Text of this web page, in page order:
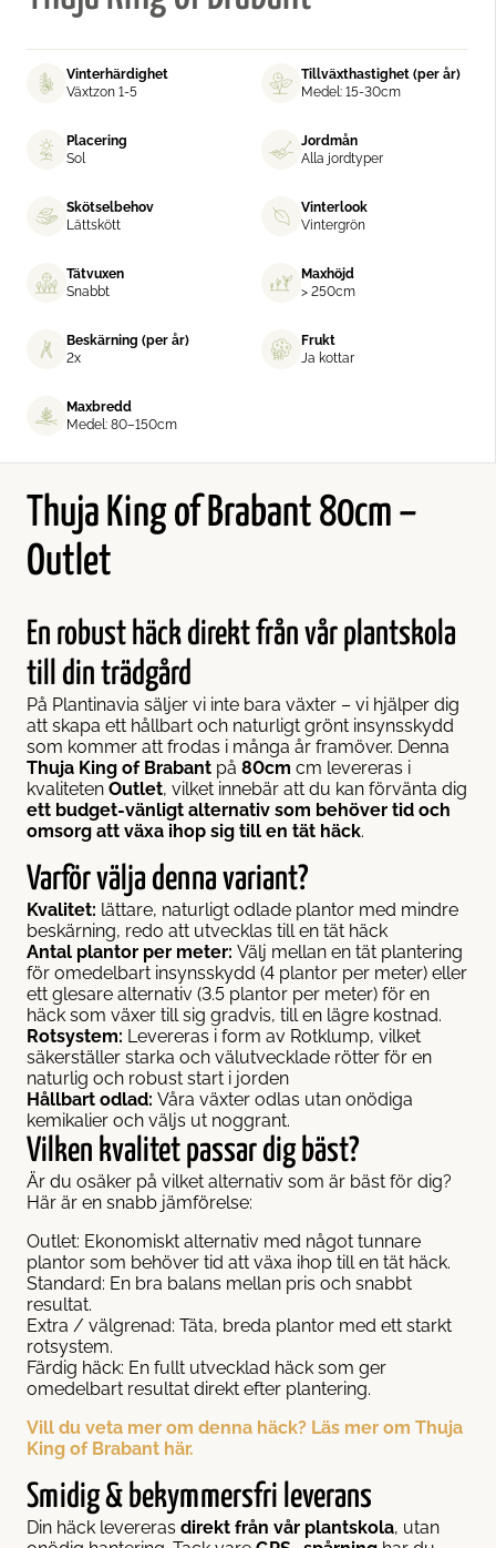
Vinterhärdighet
Växtzon 1-5
Tillväxthastighet (per år)
Medel: 15-30cm
Placering
Sol
Jordmån
Alla jordtyper
Skötselbehov
Lättskött
Vinterlook
Vintergrön
Tätvuxen
Snabbt
Maxhöjd
> 250cm
Beskärning (per år)
2x
Frukt
Ja kottar
Maxbredd
Medel: 80–150cm
Thuja King of Brabant 80cm –
Outlet
En robust häck direkt från vår plantskola
till din trädgård
På Plantinavia säljer vi inte bara växter – vi hjälper dig
att skapa ett hållbart och naturligt grönt insynsskydd
som kommer att frodas i många år framöver. Denna
Thuja King of Brabant på 80cm cm levereras i
kvaliteten Outlet, vilket innebär att du kan förvänta dig
ett budget-vänligt alternativ som behöver tid och
omsorg att växa ihop sig till en tät häck.
Varför välja denna variant?
Kvalitet: lättare, naturligt odlade plantor med mindre
beskärning, redo att utvecklas till en tät häck
Antal plantor per meter: Välj mellan en tät plantering
för omedelbart insynsskydd (4 plantor per meter) eller
ett glesare alternativ (3.5 plantor per meter) för en
häck som växer till sig gradvis, till en lägre kostnad.
Rotsystem: Levereras i form av Rotklump, vilket
säkerställer starka och välutvecklade rötter för en
naturlig och robust start i jorden
Hållbart odlad: Våra växter odlas utan onödiga
kemikalier och väljs ut noggrant.
Vilken kvalitet passar dig bäst?
Är du osäker på vilket alternativ som är bäst för dig?
Här är en snabb jämförelse:
Outlet: Ekonomiskt alternativ med något tunnare
plantor som behöver tid att växa ihop till en tät häck.
Standard: En bra balans mellan pris och snabbt
resultat.
Extra / välgrenad: Täta, breda plantor med ett starkt
rotsystem.
Färdig häck: En fullt utvecklad häck som ger
omedelbart resultat direkt efter plantering.
Vill du veta mer om denna häck? Läs mer om Thuja
King of Brabant här.
Smidig & bekymmersfri leverans
Din häck levereras direkt från vår plantskola, utan